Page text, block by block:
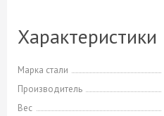
Характеристики
Марка стали
Производитель
Вес